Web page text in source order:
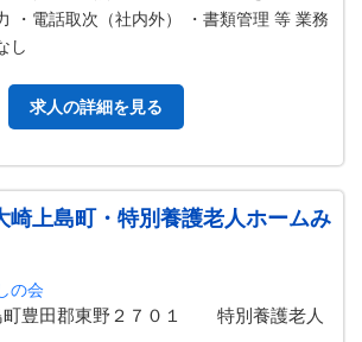
・電話取次（社内外） ・書類管理 等 業務
し
求人の詳細を見る
崎上島町・特別養護老人ホームみ
の会
町豊田郡東野２７０１ 特別養護老人